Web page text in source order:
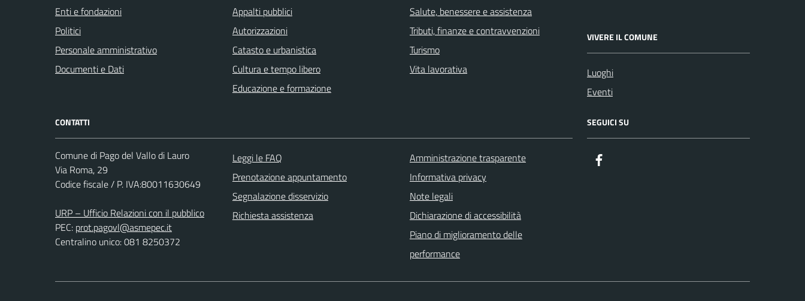
Enti e fondazioni
Politici
Personale amministrativo
Documenti e Dati
Appalti pubblici
Autorizzazioni
Catasto e urbanistica
Cultura e tempo libero
Educazione e formazione
Salute, benessere e assistenza
Tributi, finanze e contravvenzioni
Turismo
Vita lavorativa
VIVERE IL COMUNE
Luoghi
Eventi
CONTATTI
Comune di Pago del Vallo di Lauro
Via Roma, 29
Codice fiscale / P. IVA:80011630649
URP – Ufficio Relazioni con il pubblico
PEC: prot.pagovl@asmepec.it
Centralino unico: 081 8250372
Leggi le FAQ
Prenotazione appuntamento
Segnalazione disservizio
Richiesta assistenza
Amministrazione trasparente
Informativa privacy
Note legali
Dichiarazione di accessibilità
Piano di miglioramento delle
performance
SEGUICI SU